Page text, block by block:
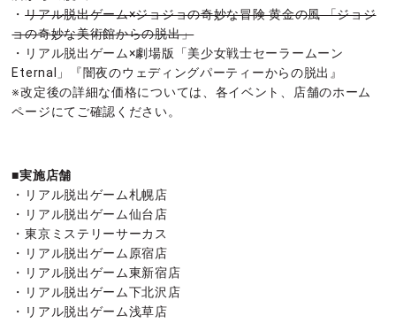
・リアル脱出ゲーム×ジョジョの奇妙な冒険 黄金の風 「ジョジ
ョの奇妙な美術館からの脱出」
・リアル脱出ゲーム×劇場版「美少女戦士セーラームーン
Eternal」『闇夜のウェディングパーティーからの脱出』
※改定後の詳細な価格については、各イベント、店舗のホーム
ページにてご確認ください。
■実施店舗
・リアル脱出ゲーム札幌店
・リアル脱出ゲーム仙台店
・東京ミステリーサーカス
・リアル脱出ゲーム原宿店
・リアル脱出ゲーム東新宿店
・リアル脱出ゲーム下北沢店
・リアル脱出ゲーム浅草店